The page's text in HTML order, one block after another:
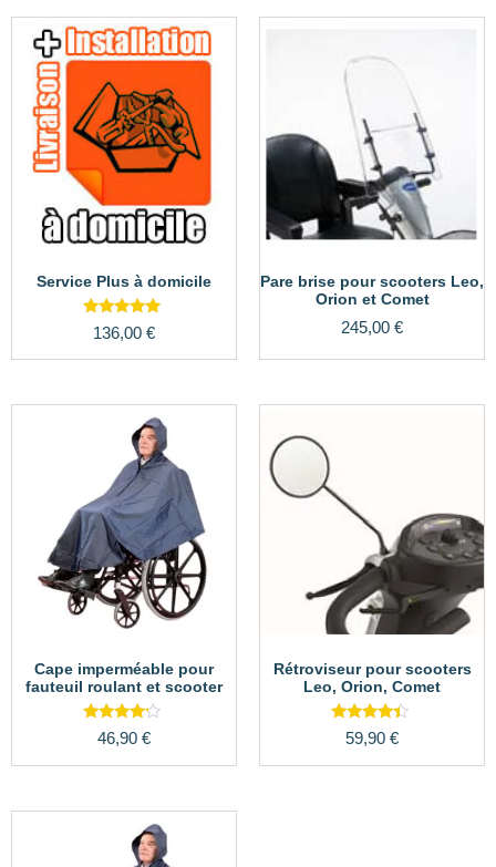
Service Plus à domicile
Note
5.00
sur 5
136,00 €
Pare brise pour scooters Leo,
Orion et Comet
245,00 €
Cape imperméable pour
fauteuil roulant et scooter
Note
4.00
sur 5
46,90 €
Rétroviseur pour scooters
Leo, Orion, Comet
Note
4.22
sur 5
59,90 €